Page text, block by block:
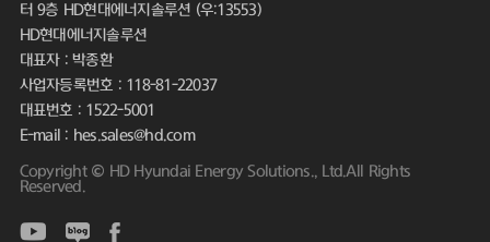
터 9층 HD현대에너지솔루션 (우:13553)
HD현대에너지솔루션
대표자 : 박종환
사업자등록번호 : 118-81-22037
대표번호 : 1522-5001
E-mail : hes.sales@hd.com
Copyright © HD Hyundai Energy Solutions., Ltd.All Rights
Reserved.